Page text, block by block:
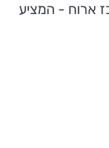
ארוח - המציע